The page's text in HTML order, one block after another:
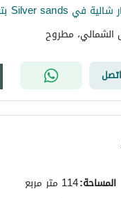
الشمالي، مطروح
اتصل
المساحة:114 متر مربع